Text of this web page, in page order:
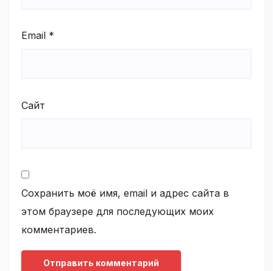
Email *
Сайт
Сохранить моё имя, email и адрес сайта в
этом браузере для последующих моих
комментариев.